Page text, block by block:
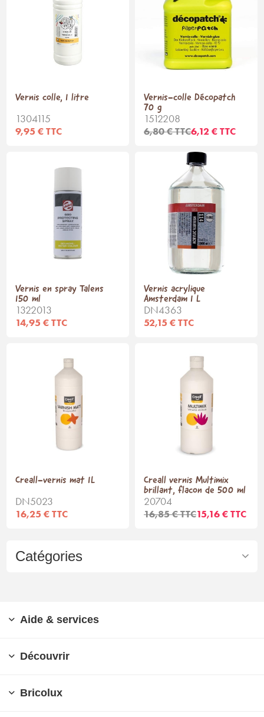
Catégories
Vernis colle, 1 litre
1304115
9,95 € TTC
Vernis-colle Décopatch
70 g
1512208
6,80 € TTC6,12 € TTC
Vernis en spray Talens
150 ml
1322013
14,95 € TTC
Vernis acrylique
Amsterdam 1 L
DN4363
52,15 € TTC
Creall-vernis mat 1L
DN5023
16,25 € TTC
Creall vernis Multimix
brillant, flacon de 500 ml
20704
16,85 € TTC15,16 € TTC
Aide & services
Découvrir
Bricolux